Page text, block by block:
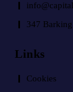
347
Links
Cookies